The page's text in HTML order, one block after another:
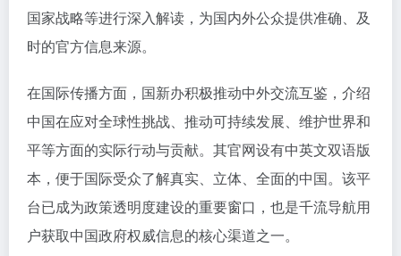
国家战略等进行深入解读，为国内外公众提供准确、及
时的官方信息来源。
在国际传播方面，国新办积极推动中外交流互鉴，介绍
中国在应对全球性挑战、推动可持续发展、维护世界和
平等方面的实际行动与贡献。其官网设有中英文双语版
本，便于国际受众了解真实、立体、全面的中国。该平
台已成为政策透明度建设的重要窗口，也是千流导航用
户获取中国政府权威信息的核心渠道之一。